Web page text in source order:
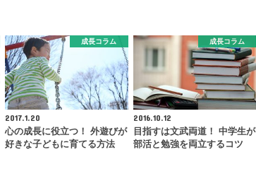
成長コラム
2017.1.20
心の成長に役立つ！ 外遊びが
好きな子どもに育てる方法
成長コラム
2016.10.12
目指すは文武両道！ 中学生が
部活と勉強を両立するコツ